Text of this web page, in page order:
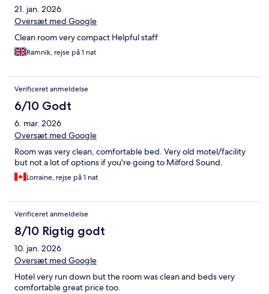
21. jan. 2026
Oversæt med Google
Clean room very compact Helpful staff
Ramnik, rejse på 1 nat
Verificeret anmeldelse
6/10 Godt
6. mar. 2026
Oversæt med Google
Room was very clean, comfortable bed. Very old motel/facility
but not a lot of options if you're going to Milford Sound.
Lorraine, rejse på 1 nat
Verificeret anmeldelse
8/10 Rigtig godt
10. jan. 2026
Oversæt med Google
Hotel very run down but the room was clean and beds very
comfortable great price too.